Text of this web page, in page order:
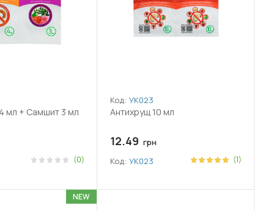
4 мл + Самшит 3 мл
(0)
Код: УК023
Антихрущ 10 мл
12.49 грн
Код: УК023 (1)
NEW